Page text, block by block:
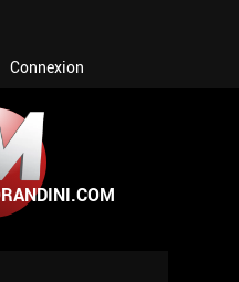
Connexion